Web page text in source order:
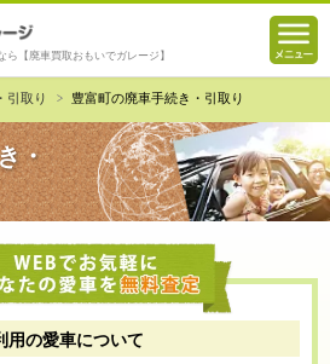
【廃車買取おもいでガレージ】
引取り 豊富町の廃車手続き・引取り
・
用の愛車について